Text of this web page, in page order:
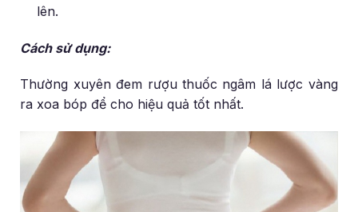
lên.
Cách sử dụng:
Thường xuyên đem rượu thuốc ngâm lá lược vàng
ra xoa bóp để cho hiệu quả tốt nhất.